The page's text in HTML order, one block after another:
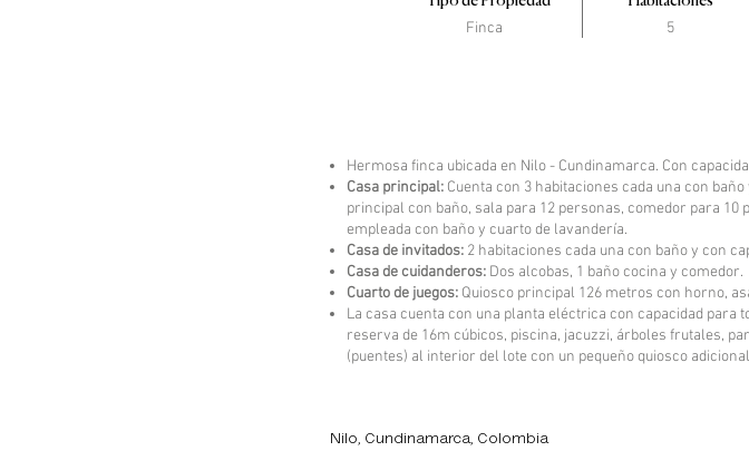
Finca 5
Hermosa finca ubicada en Nilo - Cundinamarca. Con
Casa principal: Cuenta con 3 habitaciones cada una con
principal con baño, sala para 12 personas, comedor para
empleada con baño y cuarto de lavandería.
Casa de invitados: 2 habitaciones cada una con baño y con
Casa de cuidanderos: Dos alcobas, 1 baño cocina y comedor.
Cuarto de juegos: Quiosco principal 126 metros con horno,
La casa cuenta con una planta eléctrica con capacidad para
reserva de 16m cúbicos, piscina, jacuzzi, árboles frutales,
(puentes) al interior del lote con un pequeño quiosco
Nilo, Cundinamarca, Colombia